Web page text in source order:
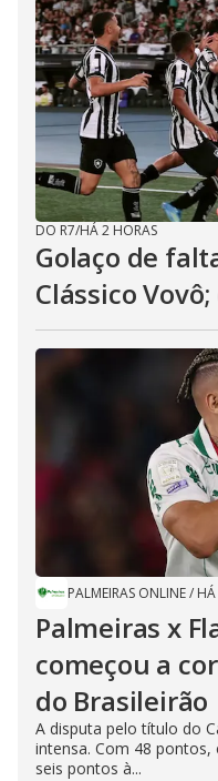
DO R7/HÁ 2 HORAS
Golaço de
Clássico
PALMEIRAS ONLINE/
Palmeiras x
começou a
do Brasileirão
A disputa pelo título do
intensa. Com 48
seis pontos à...